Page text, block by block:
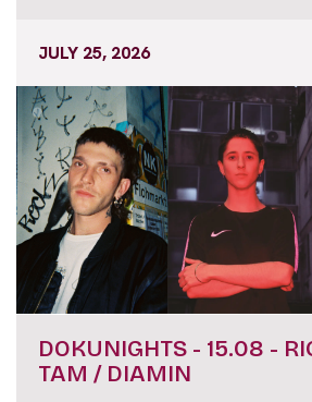
JULY 25, 2026
DOKUNIGHTS - 15.08 -
TAM / DIAMIN